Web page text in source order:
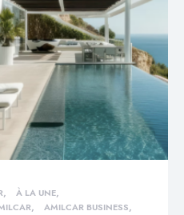
À LA UNE
AMILCAR BUSINESS